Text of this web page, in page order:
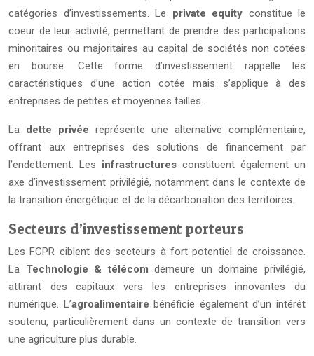
catégories d’investissements. Le private equity constitue le
coeur de leur activité, permettant de prendre des participations
minoritaires ou majoritaires au capital de sociétés non cotées
en bourse. Cette forme d’investissement rappelle les
caractéristiques d’une action cotée mais s’applique à des
entreprises de petites et moyennes tailles.
La dette privée représente une alternative complémentaire,
offrant aux entreprises des solutions de financement par
l’endettement. Les infrastructures constituent également un
axe d’investissement privilégié, notamment dans le contexte de
la transition énergétique et de la décarbonation des territoires.
Secteurs d’investissement porteurs
Les FCPR ciblent des secteurs à fort potentiel de croissance.
La Technologie & télécom demeure un domaine privilégié,
attirant des capitaux vers les entreprises innovantes du
numérique. L’agroalimentaire bénéficie également d’un intérêt
soutenu, particulièrement dans un contexte de transition vers
une agriculture plus durable.